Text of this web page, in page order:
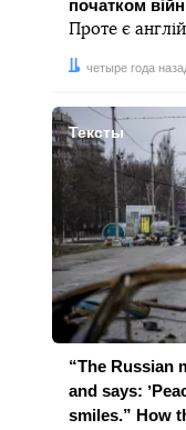
початком
Проте є
Дата:четыре года
Тексты
“The Russian
and says:
smiles.” How